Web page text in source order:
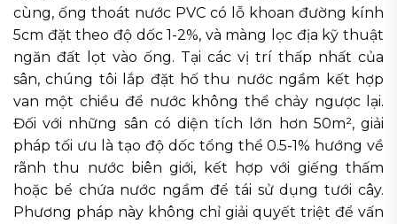
cùng, ống thoát nước PVC có lỗ khoan đường kính
5cm đặt theo độ dốc 1-2%, và màng lọc địa kỹ thuật
ngăn đất lọt vào ống. Tại các vị trí thấp nhất của
sân, chúng tôi lắp đặt hố thu nước ngầm kết hợp
van một chiều để nước không thể chảy ngược lại.
Đối với những sân có diện tích lớn hơn 50m², giải
pháp tối ưu là tạo độ dốc tổng thể 0.5-1% hướng về
rãnh thu nước biên giới, kết hợp với giếng thấm
hoặc bể chứa nước ngầm để tái sử dụng tưới cây.
Phương pháp này không chỉ giải quyết triệt để vấn